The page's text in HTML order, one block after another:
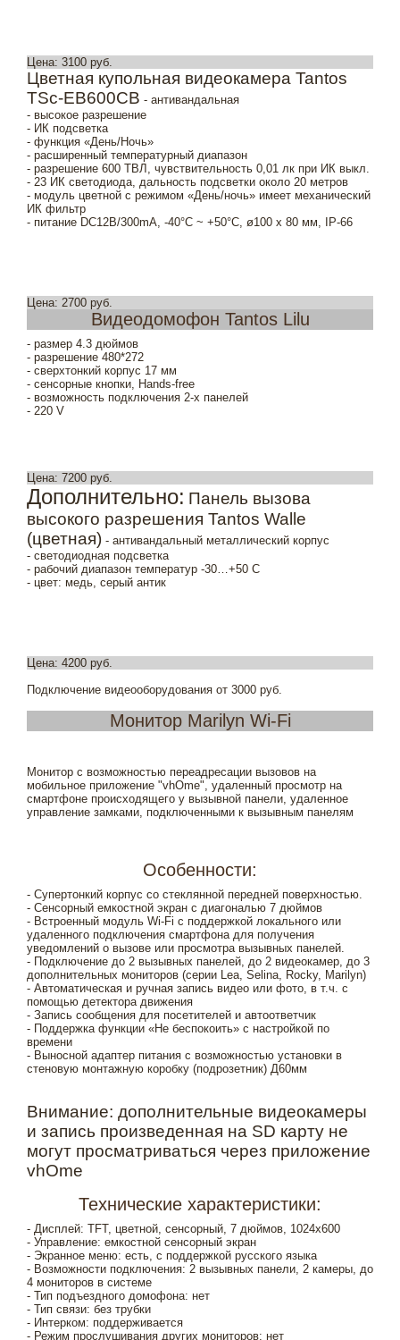
Цена: 3100 руб.
Цветная купольная видеокамера Tantos
TSc-EB600CB - антивандальная
- высокое разрешение
- ИК подсветка
- функция «День/Ночь»
- расширенный температурный диапазон
- разрешение 600 ТВЛ, чувствительность 0,01 лк при ИК выкл.
- 23 ИК светодиода, дальность подсветки около 20 метров
- модуль цветной с режимом «День/ночь» имеет механический
ИК фильтр
- питание DC12В/300mA, -40°С ~ +50°С, ø100 x 80 мм, IP-66
Цена: 2700 руб.
Видеодомофон Tantos Lilu
- размер 4.3 дюймов
- разрешение 480*272
- сверхтонкий корпус 17 мм
- сенсорные кнопки, Hands-free
- возможность подключения 2-х панелей
- 220 V
Цена: 7200 руб.
Дополнительно: Панель вызова
высокого разрешения Tantos Walle
(цветная) - антивандальный металлический корпус
- светодиодная подсветка
- рабочий диапазон температур -30…+50 С
- цвет: медь, серый антик
Цена: 4200 руб.
Подключение видеооборудования от 3000 руб.
Монитор Marilyn Wi-Fi
Монитор с возможностью переадресации вызовов на
мобильное приложение "vhOme", удаленный просмотр на
смартфоне происходящего у вызывной панели, удаленное
управление замками, подключенными к вызывным панелям
Особенности:
- Супертонкий корпус со стеклянной передней поверхностью.
- Сенсорный емкостной экран с диагональю 7 дюймов
- Встроенный модуль Wi-Fi с поддержкой локального или
удаленного подключения смартфона для получения
уведомлений о вызове или просмотра вызывных панелей.
- Подключение до 2 вызывных панелей, до 2 видеокамер, до 3
дополнительных мониторов (серии Lea, Selina, Rocky, Marilyn)
- Автоматическая и ручная запись видео или фото, в т.ч. с
помощью детектора движения
- Запись сообщения для посетителей и автоответчик
- Поддержка функции «Не беспокоить» с настройкой по
времени
- Выносной адаптер питания с возможностью установки в
стеновую монтажную коробку (подрозетник) Д60мм
Внимание: дополнительные видеокамеры
и запись произведенная на SD карту не
могут просматриваться через приложение
vhOme
Технические характеристики:
- Дисплей: TFT, цветной, сенсорный, 7 дюймов, 1024х600
- Управление: емкостной сенсорный экран
- Экранное меню: есть, с поддержкой русского языка
- Возможности подключения: 2 вызывных панели, 2 камеры, до
4 мониторов в системе
- Тип подъездного домофона: нет
- Тип связи: без трубки
- Интерком: поддерживается
- Режим прослушивания других мониторов: нет